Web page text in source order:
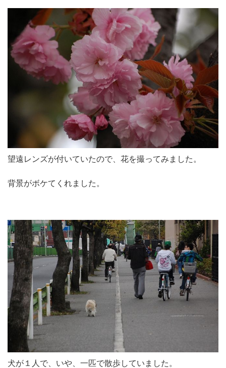
望遠レンズが付いていたので、花を撮ってみました。
背景がボケてくれました。
犬が１人で、いや、一匹で散歩していました。